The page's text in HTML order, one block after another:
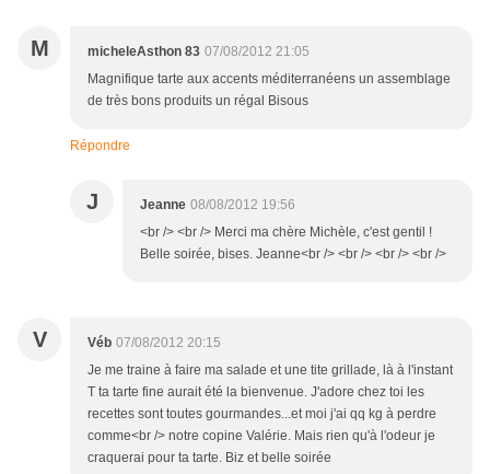
M micheleAsthon 83 07/08/2012 21:05
Magnifique tarte aux accents méditerranéens un assemblage
de très bons produits un régal Bisous
Répondre
J Jeanne 08/08/2012 19:56
<br /> <br /> Merci ma chère Michèle, c'est gentil !
Belle soirée, bises. Jeanne<br /> <br /> <br /> <br />
V Véb 07/08/2012 20:15
Je me traine à faire ma salade et une tite grillade, là à l'instant
T ta tarte fine aurait été la bienvenue. J'adore chez toi les
recettes sont toutes gourmandes...et moi j'ai qq kg à perdre
comme<br /> notre copine Valérie. Mais rien qu'à l'odeur je
craquerai pour ta tarte. Biz et belle soirée